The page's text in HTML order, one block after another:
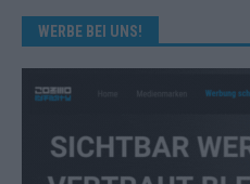
WERBE BEI UNS!